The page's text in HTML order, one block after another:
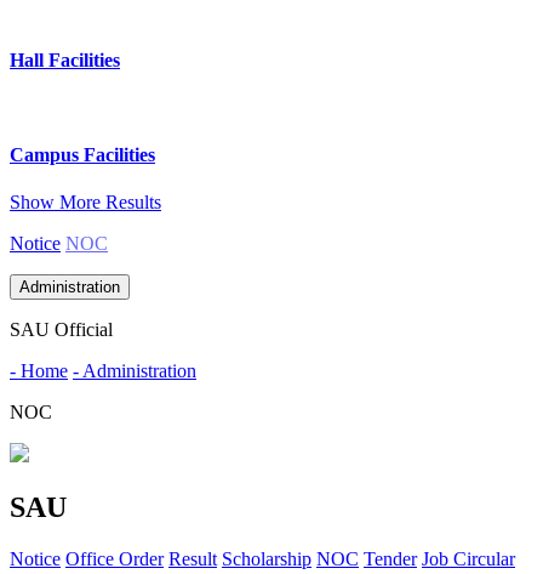
Hall Facilities
Campus Facilities
Show More Results
Notice NOC
Administration
SAU Official
- Home - Administration
NOC
SAU
Notice Office Order Result Scholarship NOC Tender Job Circular